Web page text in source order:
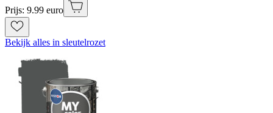
Prijs: 9.99 euro
Bekijk alles in sleutelrozet